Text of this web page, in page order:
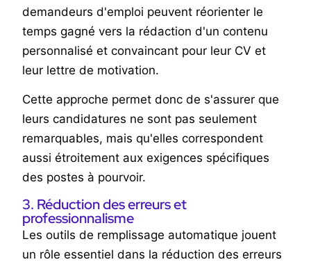
demandeurs d'emploi peuvent réorienter le
temps gagné vers la rédaction d'un contenu
personnalisé et convaincant pour leur CV et
leur lettre de motivation.
Cette approche permet donc de s'assurer que
leurs candidatures ne sont pas seulement
remarquables, mais qu'elles correspondent
aussi étroitement aux exigences spécifiques
des postes à pourvoir.
3. Réduction des erreurs et
professionnalisme
Les outils de remplissage automatique jouent
un rôle essentiel dans la réduction des erreurs